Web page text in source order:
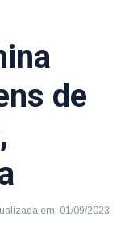
de
em: 01/09/2023